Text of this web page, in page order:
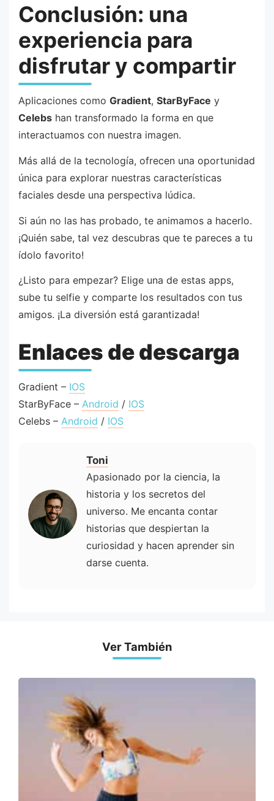
Conclusión: una
experiencia para
disfrutar y compartir
Aplicaciones como Gradient, StarByFace y
Celebs han transformado la forma en que
interactuamos con nuestra imagen.
Más allá de la tecnología, ofrecen una oportunidad
única para explorar nuestras características
faciales desde una perspectiva lúdica.
Si aún no las has probado, te animamos a hacerlo.
¡Quién sabe, tal vez descubras que te pareces a tu
ídolo favorito!
¿Listo para empezar? Elige una de estas apps,
sube tu selfie y comparte los resultados con tus
amigos. ¡La diversión está garantizada!
Enlaces de descarga
Gradient – IOS
StarByFace – Android / IOS
Celebs – Android / IOS
Toni
Apasionado por la ciencia, la
historia y los secretos del
universo. Me encanta contar
historias que despiertan la
curiosidad y hacen aprender sin
darse cuenta.
Ver También